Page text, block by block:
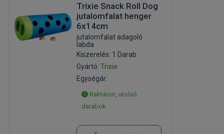
Trixie Snack Roll Dog
jutalomfalat henger
6x14cm
jutalomfalat adagoló
labda
Kiszerelés: 1 Darab
Gyártó:Trixie
Egységár:
Raktáron, utolsó
darabok